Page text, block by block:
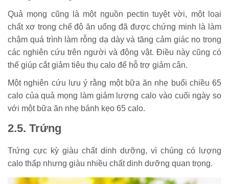
Quả mọng cũng là một nguồn pectin tuyệt vời, một loại
chất xơ trong chế độ ăn uống đã được chứng minh là làm
chậm quá trình làm rỗng dạ dày và tăng cảm giác no trong
các nghiên cứu trên người và động vật. Điều này cũng có
thể giúp cắt giảm tiêu thụ calo để hỗ trợ giảm cân.
Một nghiên cứu lưu ý rằng một bữa ăn nhẹ buổi chiều 65
calo của quả mọng làm giảm lượng calo vào cuối ngày so
với một bữa ăn nhẹ bánh kẹo 65 calo.
2.5. Trứng
Trứng cực kỳ giàu chất dinh dưỡng, vì chúng có lượng
calo thấp nhưng giàu nhiều chất dinh dưỡng quan trọng.